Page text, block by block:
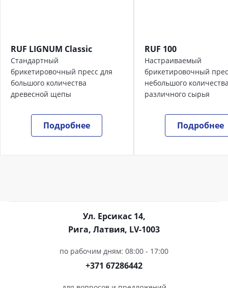
RUF LIGNUM Classic
Стандартный
брикетировочный пресс для
большого количества
древесной щепы
Подробнее
RUF 100
Настраиваемый
брикетировочный
небольшого
различного сырья
Подробнее
Ул. Ерсикас 14,
Рига, Латвия, LV-1003
по рабочим дням: 08:00 - 17:00
+371 67286442